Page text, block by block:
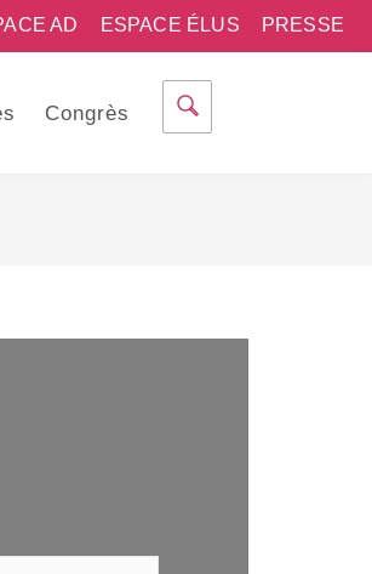
PRESSE
ESPACE ÉLUS
AD
Congrès